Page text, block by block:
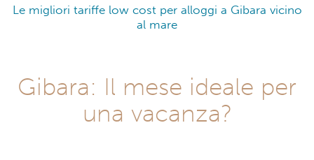
Le migliori tariffe low cost per alloggi a Gibara vicino
al mare
Gibara: Il mese ideale per
una vacanza?